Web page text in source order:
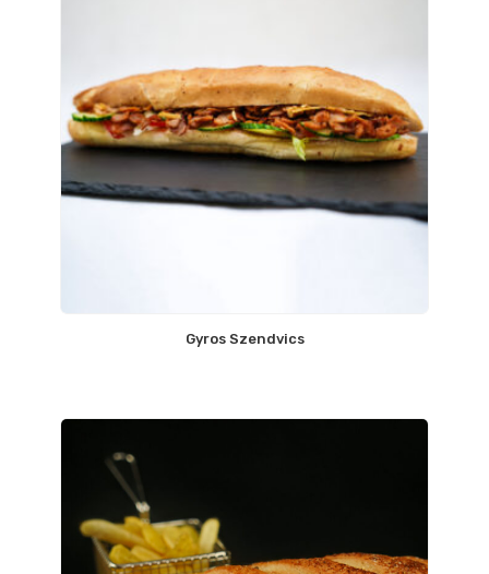
Gyros Szendvics